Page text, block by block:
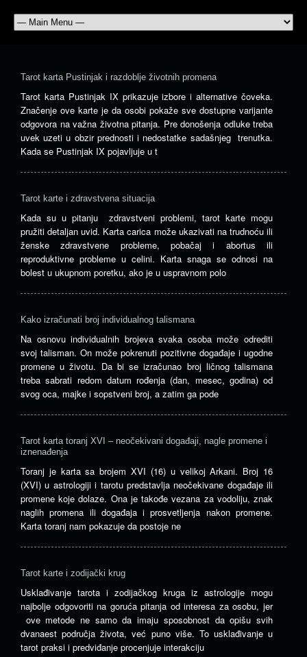
Tarot karta Pustinjak i razdoblje životnih promena
Tarot karta Pustinjak IX prikazuje izbore i alternative čoveka.
Značenje ove karte je da osobi pokaže sve dostupne varijante
odgovora na važna životna pitanja. Pre donošenja odluke treba
uvek uzeti u obzir prednosti i nedostatke sadašnjeg trenutka.
Kada se Pustinjak IX pojavljuje u t
Tarot karte i zdravstvena situacija
Kada su u pitanju zdravstveni problemi, tarot karte mogu
pružiti detaljan uvid. Karta carica može ukazivati ​​na trudnoću ili
ženske zdravstvene probleme, pobačaj i abortus ili
reproduktivne probleme u celini. Karta snaga se odnosi na
bolest u ukupnom poretku, ako je u uspravnom polo
Kako izračunati broj individualnog talismana
Na osnovu individualnih brojeva svaka osoba može odrediti
svoj talisman. On može pokrenuti pozitivne događaje i ugodne
promene u životu. Da bi se izračunao broj ličnog talismana
treba sabrati redom datum rođenja (dan, mesec, godina) od
svog oca, majke i sopstveni broj, a zatim ga pode
Tarot karta toranj XVI – neočekivani događaji, nagle promene i
iznenađenja
Toranj je karta sa brojem XVI (16) u velikoj Arkani. Broj 16
(XVI) u astrologiji i tarotu predstavlja neočekivane događaje ili
promene koje dolaze. Ona je takođe vezana za vodoliju, znak
naglih promena ili događaja i prosvetljenja nakon promene.
Karta toranj nam pokazuje da postoje ne
Tarot karte i zodijački krug
Usklađivanje tarota i zodijačkog kruga iz astrologije mogu
najbolje odgovoriti na goruća pitanja od interesa za osobu, jer
ove metode ne samo da imaju sposobnost da opišu svih
dvanaest područja života, već puno više. To usklađivanje u
tarot praksi i predviđanje procenjuje interakciju